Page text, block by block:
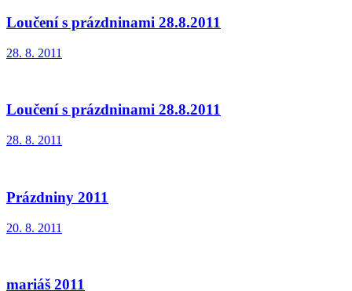
Loučení s prázdninami 28.8.2011
28. 8. 2011
Loučení s prázdninami 28.8.2011
28. 8. 2011
Prázdniny 2011
20. 8. 2011
mariáš 2011